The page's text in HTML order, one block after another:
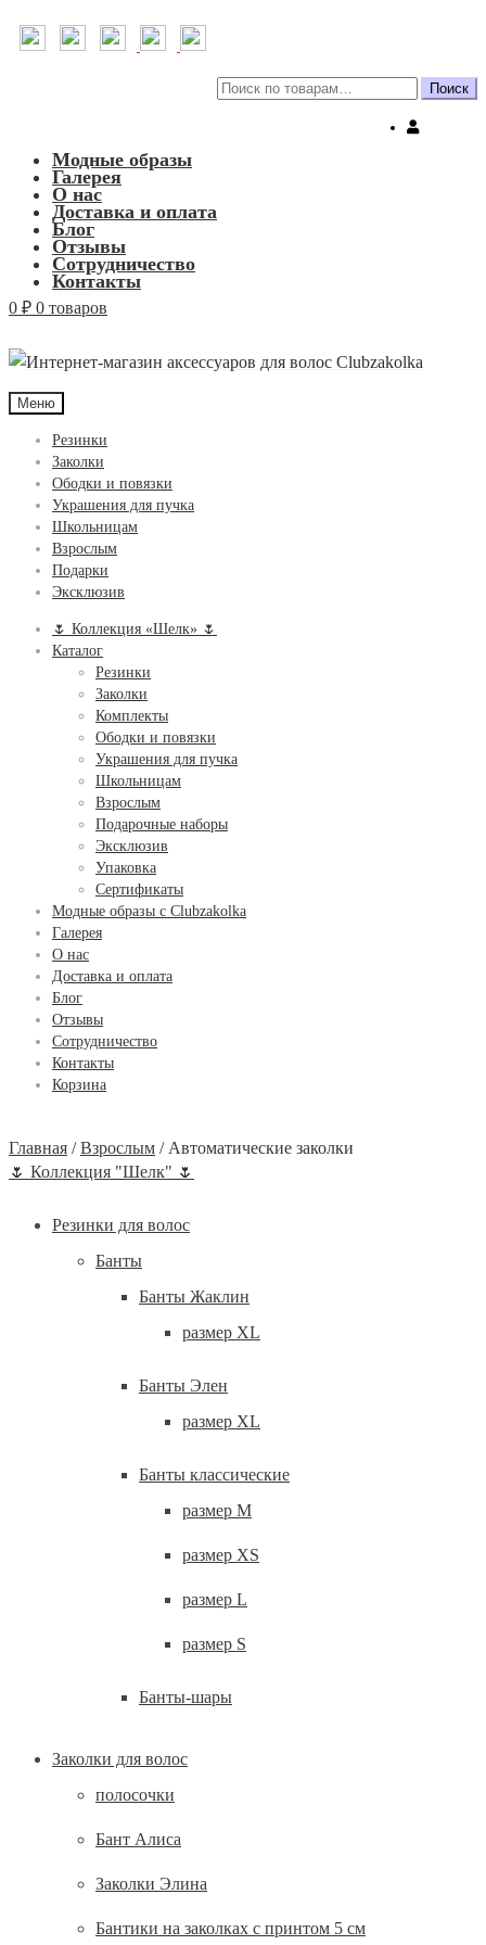
Искать: Поиск
Модные образы
Галерея
О нас
Доставка и оплата
Блог
Отзывы
Сотрудничество
Контакты
0 ₽ 0 товаров
Меню
Резинки
Заколки
Ободки и повязки
Украшения для пучка
Школьницам
Взрослым
Подарки
Эксклюзив
🌷 Коллекция «Шелк» 🌷
Каталог
Резинки
Заколки
Комплекты
Ободки и повязки
Украшения для пучка
Школьницам
Взрослым
Подарочные наборы
Эксклюзив
Упаковка
Сертификаты
Модные образы с Clubzakolka
Галерея
О нас
Доставка и оплата
Блог
Отзывы
Сотрудничество
Контакты
Корзина
Главная /Взрослым / Автоматические заколки
🌷 Коллекция "Шелк" 🌷
Резинки для волос
Банты
Банты Жаклин
размер XL
Банты Элен
размер XL
Банты классические
размер M
размер XS
размер L
размер S
Банты-шары
Заколки для волос
полосочки
Бант Алиса
Заколки Элина
Бантики на заколках с принтом 5 см